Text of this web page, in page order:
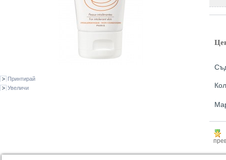
Принтирай
Увеличи